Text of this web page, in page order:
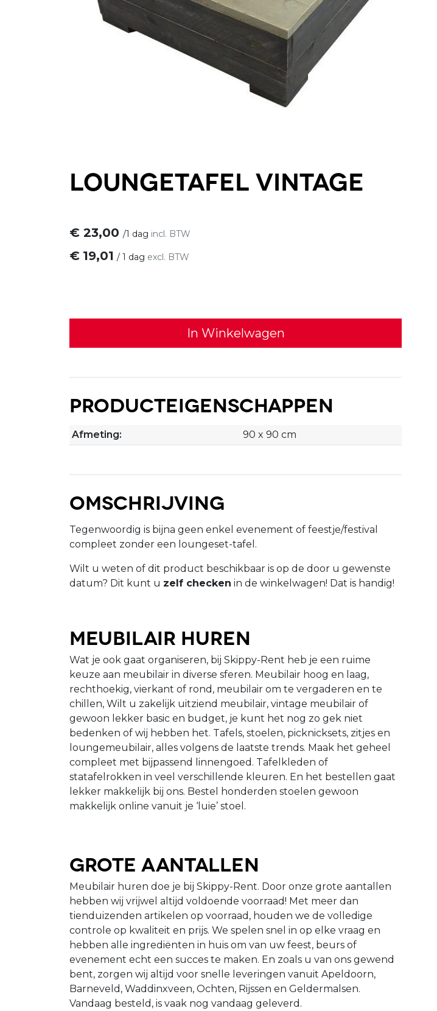
Loungetafel vintage
€ 23,00 /1 dag incl. BTW
€ 19,01 / 1 dag excl. BTW
In Winkelwagen
Producteigenschappen
Afmeting: 90 x 90 cm
Omschrijving
Tegenwoordig is bijna geen enkel evenement of feestje/festival
compleet zonder een loungeset-tafel.
Wilt u weten of dit product beschikbaar is op de door u gewenste
datum? Dit kunt u zelf checken in de winkelwagen! Dat is handig!
Meubilair huren
Wat je ook gaat organiseren, bij Skippy-Rent heb je een ruime
keuze aan meubilair in diverse sferen. Meubilair hoog en laag,
rechthoekig, vierkant of rond, meubilair om te vergaderen en te
chillen, Wilt u zakelijk uitziend meubilair, vintage meubilair of
gewoon lekker basic en budget, je kunt het nog zo gek niet
bedenken of wij hebben het. Tafels, stoelen, picknicksets, zitjes en
loungemeubilair, alles volgens de laatste trends. Maak het geheel
compleet met bijpassend linnengoed. Tafelkleden of
statafelrokken in veel verschillende kleuren. En het bestellen gaat
lekker makkelijk bij ons. Bestel honderden stoelen gewoon
makkelijk online vanuit je ‘luie’ stoel.
Grote aantallen
Meubilair huren doe je bij Skippy-Rent. Door onze grote aantallen
hebben wij vrijwel altijd voldoende voorraad! Met meer dan
tienduizenden artikelen op voorraad, houden we de volledige
controle op kwaliteit en prijs. We spelen snel in op elke vraag en
hebben alle ingrediënten in huis om van uw feest, beurs of
evenement echt een succes te maken. En zoals u van ons gewend
bent, zorgen wij altijd voor snelle leveringen vanuit Apeldoorn,
Barneveld, Waddinxveen, Ochten, Rijssen en Geldermalsen.
Vandaag besteld, is vaak nog vandaag geleverd.